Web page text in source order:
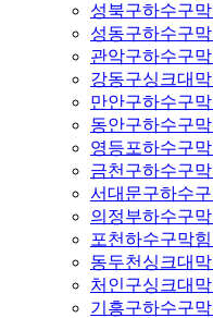
성북구하수구
성동구하수구
관악구하수구
강동구싱크대
만안구하수구
동안구하수구
영등포하수구
금천구하수구
서대문구하수
의정부하수구
포천하수구막
동두천싱크대
처인구싱크대
기흥구하수구